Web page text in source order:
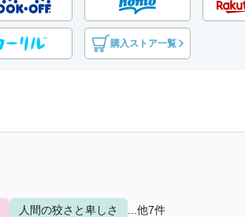
購入ストア一覧
人間の狡さと卑しさ ...他7件